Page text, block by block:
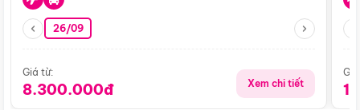
26/09
Giá từ:
8.300.000đ Xem chi tiết